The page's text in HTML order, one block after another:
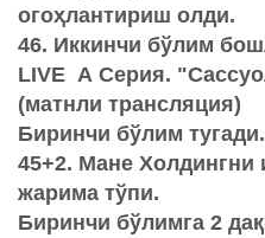
огоҳлантириш олди.
46. Иккинчи бўлим
LIVE А Серия.
(матнли трансляция)
Биринчи бўлим
45+2. Мане Холдингни
жарима тўпи.
Биринчи бўлимга 2